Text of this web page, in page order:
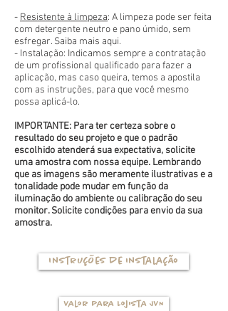
- Resistente à limpeza: A limpeza pode ser feita
com detergente neutro e pano úmido, sem
esfregar. Saiba mais aqui.
- Instalação: Indicamos sempre a contratação
de um profissional qualificado para fazer a
aplicação, mas caso queira, temos a apostila
com as instruções, para que você mesmo
possa aplicá-lo.
IMPORTANTE: Para ter certeza sobre o
resultado do seu projeto e que o padrão
escolhido atenderá sua expectativa, solicite
uma amostra com nossa equipe. Lembrando
que as imagens são meramente ilustrativas e a
tonalidade pode mudar em função da
iluminação do ambiente ou calibração do seu
monitor. Solicite condições para envio da sua
amostra.
Instruções de instalação
Valor para Lojista JVN